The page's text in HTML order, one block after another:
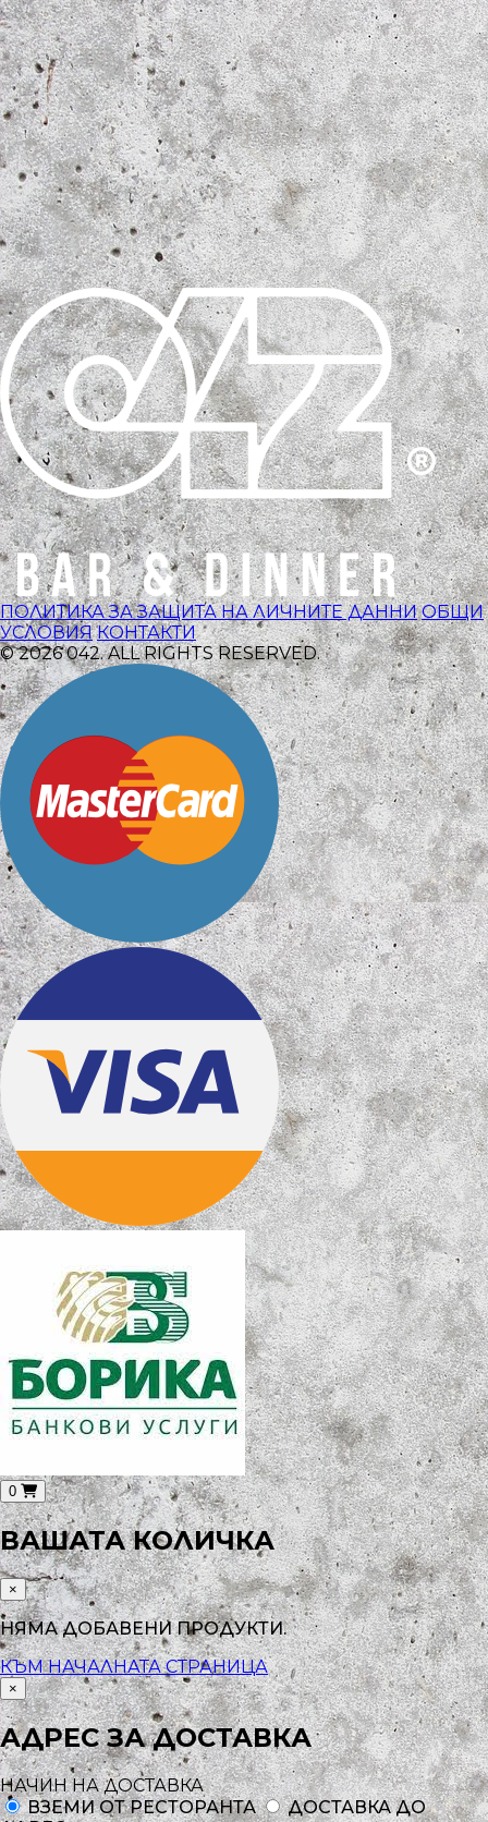
ПОЛИТИКА ЗА ЗАЩИТА НА ЛИЧНИТЕ ДАННИ ОБЩИ
УСЛОВИЯ КОНТАКТИ
© 2026 042. ALL RIGHTS RESERVED.
0
ВАШАТА КОЛИЧКА
×
НЯМА ДОБАВЕНИ ПРОДУКТИ.
КЪМ НАЧАЛНАТА СТРАНИЦА
×
АДРЕС ЗА ДОСТАВКА
НАЧИН НА ДОСТАВКА
ВЗЕМИ ОТ РЕСТОРАНТА
ДОСТАВКА ДО